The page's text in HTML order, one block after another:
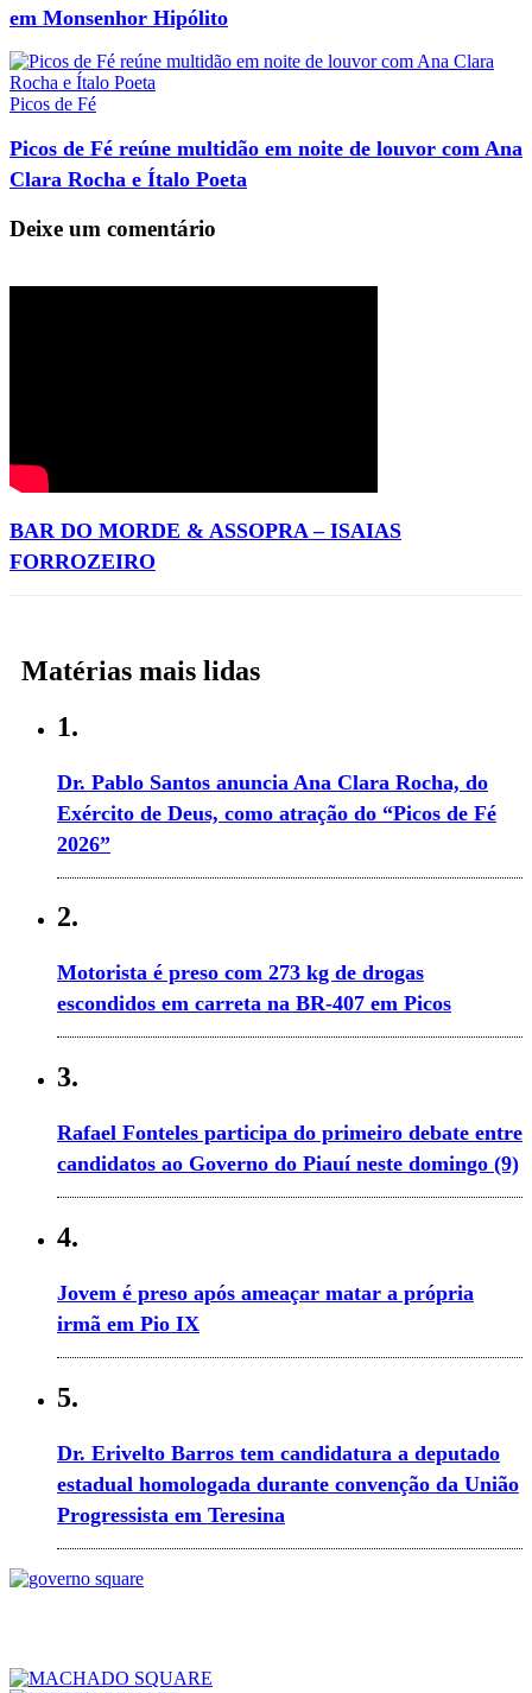
em Monsenhor Hipólito
Picos de Fé
Picos de Fé reúne multidão em noite de louvor com Ana
Clara Rocha e Ítalo Poeta
Deixe um comentário
BAR DO MORDE & ASSOPRA – ISAIAS
FORROZEIRO
Matérias mais lidas
1.
Dr. Pablo Santos anuncia Ana Clara Rocha, do
Exército de Deus, como atração do “Picos de Fé
2026”
2.
Motorista é preso com 273 kg de drogas
escondidos em carreta na BR-407 em Picos
3.
Rafael Fonteles participa do primeiro debate entre
candidatos ao Governo do Piauí neste domingo (9)
4.
Jovem é preso após ameaçar matar a própria
irmã em Pio IX
5.
Dr. Erivelto Barros tem candidatura a deputado
estadual homologada durante convenção da União
Progressista em Teresina